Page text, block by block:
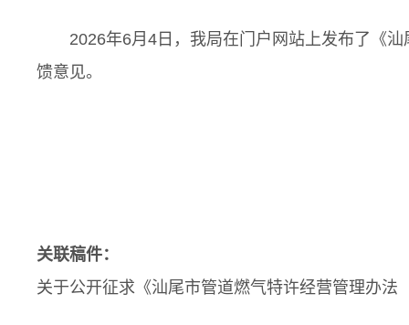
2026年6月4日，我局在门户网站上发布了《汕
馈意见。
关联稿件：
关于公开征求《汕尾市管道燃气特许经营管理办法